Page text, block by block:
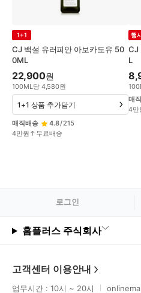
CJ 백설 유러피안 아보카도유 50
0ML
1+1
22,900원
100ML당 4,580원
매직배송 4.8/215
4만원↑무료배송
1+1 상품 추가담기
CJ
L
행
100
매
4만
로그인
홈플러스 주식회사
고객센터 이용안내
업무시간 : 10시 ~ 20시